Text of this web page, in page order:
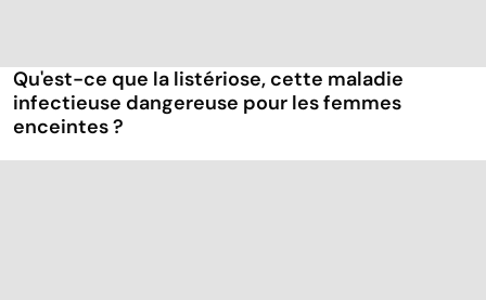
Qu'est-ce que la listériose, cette maladie
infectieuse dangereuse pour les femmes
enceintes ?